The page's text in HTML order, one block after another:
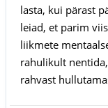
lasta, kui pärast
leiad, et parim
liikmete
rahulikult
rahvast